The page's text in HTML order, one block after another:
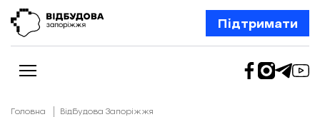
Підтримати
Головна Відбудова Запоріжжя